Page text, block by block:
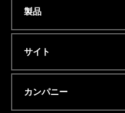
り
製品
サイト
カンパニー